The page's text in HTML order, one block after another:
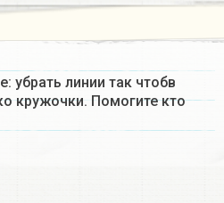
убрать линии так чтобв
кружочки. Помогите кто